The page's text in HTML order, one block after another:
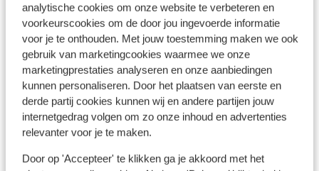
analytische cookies om onze website te verbeteren en
voorkeurscookies om de door jou ingevoerde informatie
voor je te onthouden. Met jouw toestemming maken we ook
gebruik van marketingcookies waarmee we onze
marketingprestaties analyseren en onze aanbiedingen
kunnen personaliseren. Door het plaatsen van eerste en
derde partij cookies kunnen wij en andere partijen jouw
internetgedrag volgen om zo onze inhoud en advertenties
relevanter voor je te maken.
Door op 'Accepteer' te klikken ga je akkoord met het
Bekijk op kaart
In de buurt
Strand: 700 m
Centrum: 500 m
Luchthaven: 17 km